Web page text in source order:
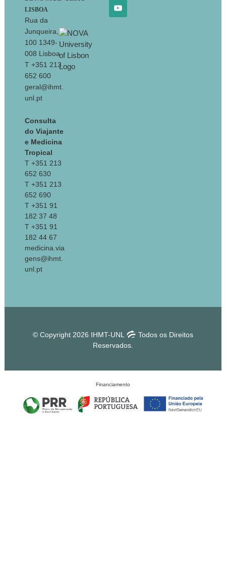
LISBOA
Rua da
Junqueira,
100 1349-
008 Lisboa
T +351 213
652 600
geral@ihmt.
unl.pt
Consulta
do Viajante
e Medicina
Tropical
T +351 213
652 630
T +351 213
652 690
T +351 91
182 37 48
T +351 91
182 44 67
medicina.via
gens@ihmt.
unl.pt
© Copyright 2026 IHMT-UNL
Todos os Direitos
Reservados.
Financiamento